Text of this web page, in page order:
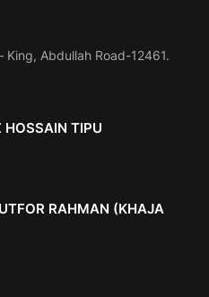
King, Abdullah Road-12461.
HOSSAIN TIPU
RAHMAN (KHAJA